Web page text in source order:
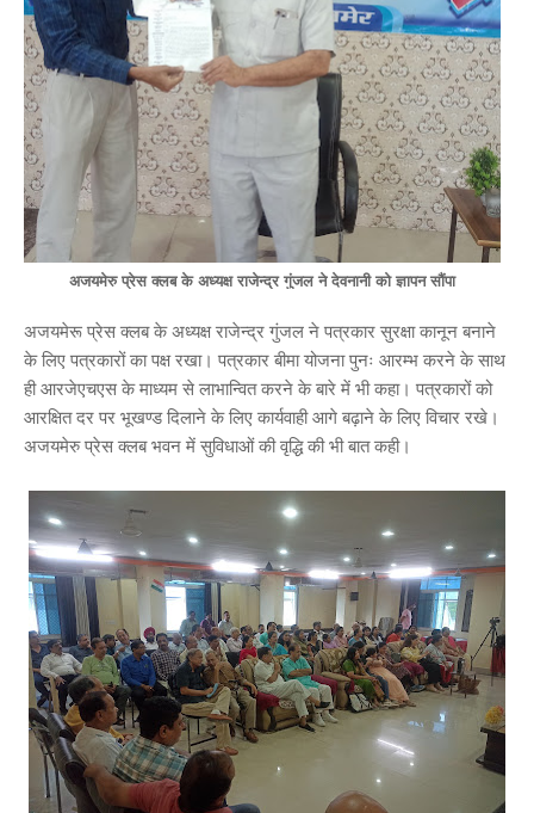
अजयमेरु प्रेस क्लब के अध्यक्ष राजेन्द्र गुंजल ने देवनानी को ज्ञापन सौंपा
अजयमेरू प्रेस क्लब के अध्यक्ष राजेन्द्र गुंजल ने पत्रकार सुरक्षा कानून बनाने
के लिए पत्रकारों का पक्ष रखा। पत्रकार बीमा योजना पुनः आरम्भ करने के साथ
ही आरजेएचएस के माध्यम से लाभान्वित करने के बारे में भी कहा। पत्रकारों को
आरक्षित दर पर भूखण्ड दिलाने के लिए कार्यवाही आगे बढ़ाने के लिए विचार रखे।
अजयमेरु प्रेस क्लब भवन में सुविधाओं की वृद्धि की भी बात कही।